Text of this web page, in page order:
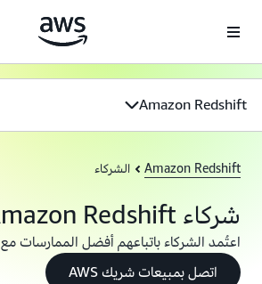
Amazon Redshift
Amazon Redshift الشركاء
شركاء Amazon Redshift
اعتُمد الشركاء باتباعهم أفضل الممارسات مع Amazon Redshift
اتصل بمبيعات شريك AWS